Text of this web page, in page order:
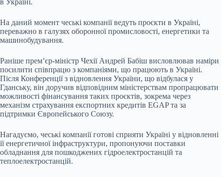
в Україні.
На даний момент чеські компанії ведуть проєкти в Україні,
переважно в галузях оборонної промисловості, енергетики та
машинобудування.
Раніше прем’єр-міністр Чехії Андрей Бабіш висловлював наміри
посилити співпрацю з компаніями, що працюють в Україні.
Після Конференції з відновлення України, що відбулася у
Гданську, він доручив відповідним міністерствам пропрацювати
можливості фінансування таких проєктів, зокрема через
механізм страхування експортних кредитів EGAP та за
підтримки Європейського Союзу.
Нагадуємо, чеські компанії готові сприяти Україні у відновленні
її енергетичної інфраструктури, пропонуючи поставки
обладнання для пошкоджених гідроелектростанцій та
теплоелектростанцій.